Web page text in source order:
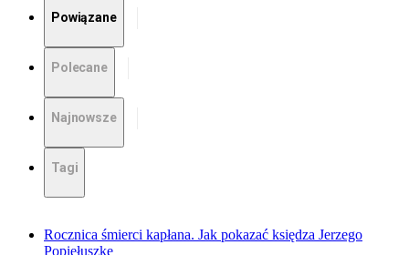
Powiązane
Polecane
Najnowsze
Tagi
Rocznica śmierci kapłana. Jak pokazać księdza Jerzego
Popiełuszkę